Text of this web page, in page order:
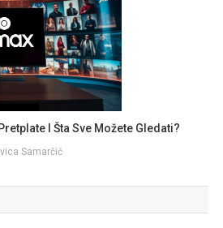
I Šta Sve Možete Gledati?
Samarčić